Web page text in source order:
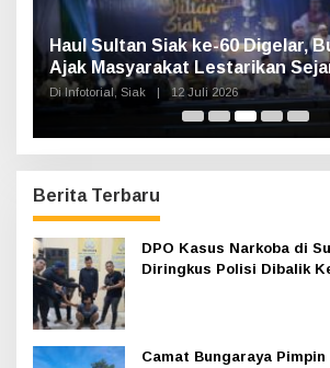
Haul Sultan Siak ke-60 Digelar,
Ajak Masyarakat Lestarikan
Kesultanan
Di Infotorial, Siak 12 Juli 2026
Berita Terbaru
DPO Kasus Narkoba di
Diringkus Polisi Dibalik
Camat Bungaraya Pimpin